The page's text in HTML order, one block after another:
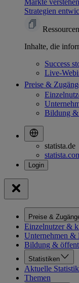
Märkte verstehen
Strategien
Ressourcen
Inhalte, die
Success
Live-
Preise &
Bildung &
statista.de
Preise &
Einzelnutzer &
Unternehmen &
Bildung &
Statistiken
Aktuelle
Themen